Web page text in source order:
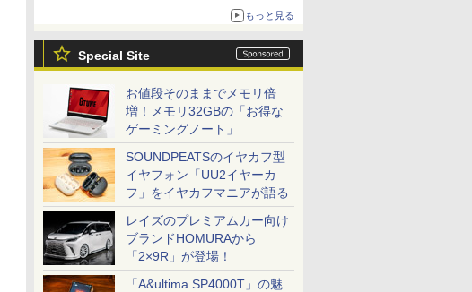
もっと見る
Special Site
お値段そのままでメモリ倍
増！メモリ32GBの「お得な
ゲーミングノート」
SOUNDPEATSのイヤカフ型
イヤフォン「UU2イヤーカ
フ」をイヤカフマニアが語る
レイズのプレミアムカー向け
ブランドHOMURAから
「2×9R」が登場！
「A&ultima SP4000T」の魅